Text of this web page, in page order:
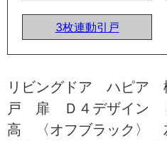
3枚連動引戸
リビングドア ハピア
戸 扉 Ｄ４デザイン
高 〈オフブラック〉